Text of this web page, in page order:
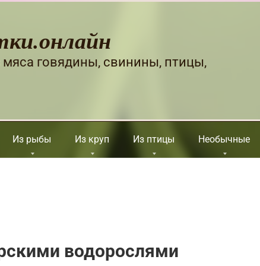
мяса говядины, свинины, птицы,
Из рыбы Из круп Из птицы Необычные
водорослями